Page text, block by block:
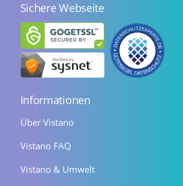
Sichere Webseite
Informationen
Über Vistano
Vistano FAQ
Vistano & Umwelt